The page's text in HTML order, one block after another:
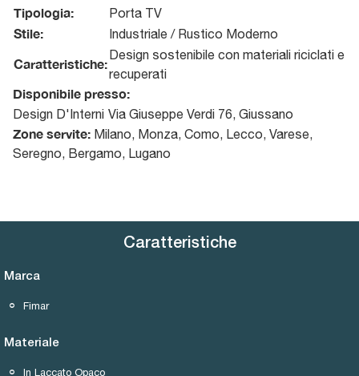
Tipologia: Porta TV
Stile: Industriale / Rustico Moderno
Caratteristiche:
Design sostenibile con materiali riciclati e
recuperati
Disponibile presso:
Design D'Interni Via Giuseppe Verdi 76, Giussano
Zone servite: Milano, Monza, Como, Lecco, Varese,
Seregno, Bergamo, Lugano
Caratteristiche
Marca
Fimar
Materiale
In Laccato Opaco